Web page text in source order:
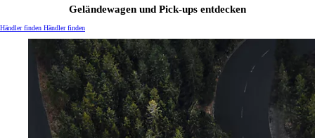
Geländewagen und Pick-ups entdecken
Händler finden Händler finden